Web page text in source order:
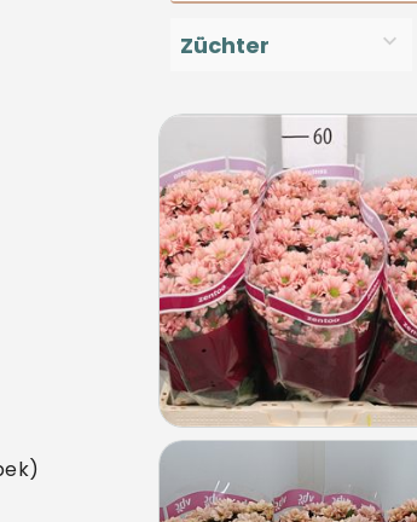
Züchter
Chr S Babette
U moet ingelogd zijn
U moet ingelogd zijn